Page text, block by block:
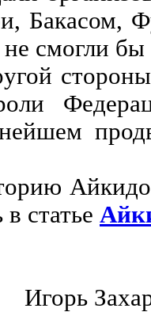
Бакасом,
смогли бы
статье